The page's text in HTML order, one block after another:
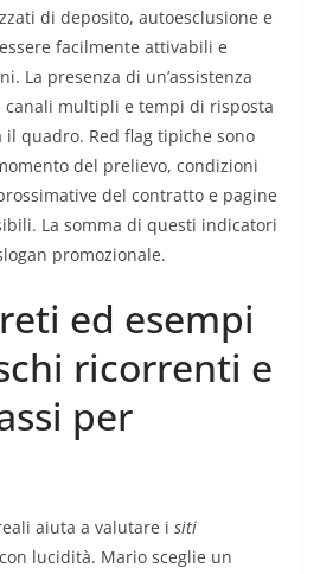
di deposito, autoesclusione e
facilmente attivabili e
La presenza di un’assistenza
multipli e tempi di risposta
il quadro. Red flag tipiche sono
del prelievo, condizioni
del contratto e pagine
La somma di questi indicatori
promozionale.
ed esempi
ricorrenti e
per
aiuta a valutare i siti
con lucidità. Mario sceglie un